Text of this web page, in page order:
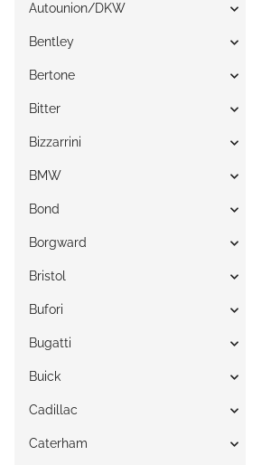
Autounion/DKW
Bentley
Bertone
Bitter
Bizzarrini
BMW
Bond
Borgward
Bristol
Bufori
Bugatti
Buick
Cadillac
Caterham